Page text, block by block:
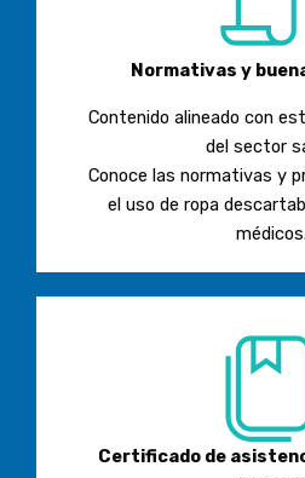
Normativas y
Contenido alineado con
del sector
Conoce las normativas y
el uso de ropa
médicos.
Certificado de